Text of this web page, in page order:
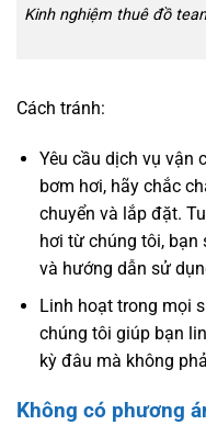
Kinh nghiệm thuê đồ
Cách tránh:
Yêu cầu dịch vụ vận
bơm hơi, hãy chắc
chuyển và lắp đặt.
hơi từ chúng tôi, bạn
và hướng dẫn sử
Linh hoạt trong mọi
chúng tôi giúp bạn
kỳ đâu mà không
Không có phương